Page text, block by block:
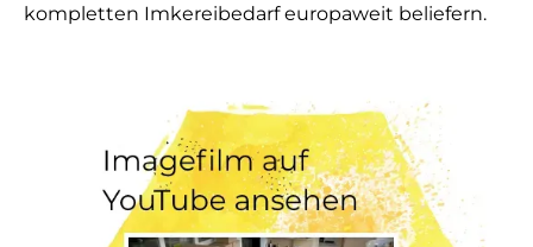
kompletten Imkereibedarf europaweit beliefern.